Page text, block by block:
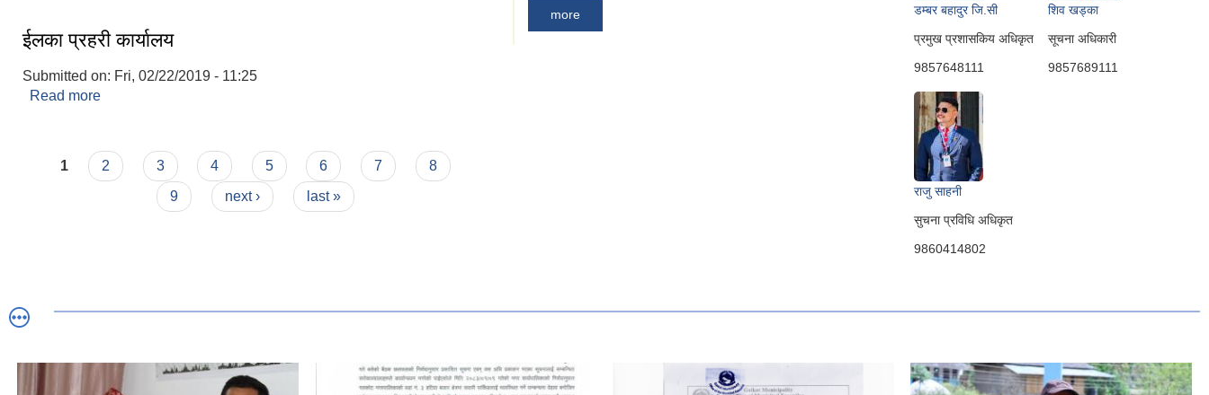
ईलका प्रहरी कार्यालय
Submitted on: Fri, 02/22/2019 - 11:25
Read more
Pages
1 2 3 4 5 6 7
8
9
next › last »
more
डम्बर बहादुर जि.सी
प्रमुख प्रशासकिय अधिकृत
9857648111
शिव खड्का
सूचना अधिकारी
9857689111
राजु साहनी
सुचना प्रविधि अधिकृत
9860414802